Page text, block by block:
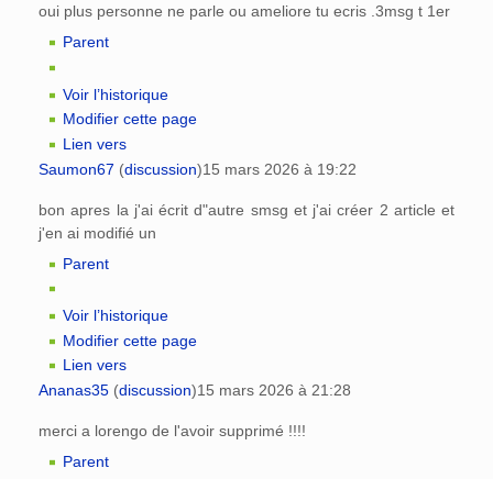
oui plus personne ne parle ou ameliore tu ecris .3msg t 1er
Parent
Voir l’historique
Modifier cette page
Lien vers
Saumon67 (discussion)15 mars 2026 à 19:22
bon apres la j'ai écrit d"autre smsg et j'ai créer 2 article et
j'en ai modifié un
Parent
Voir l’historique
Modifier cette page
Lien vers
Ananas35 (discussion)15 mars 2026 à 21:28
merci a lorengo de l'avoir supprimé !!!!
Parent